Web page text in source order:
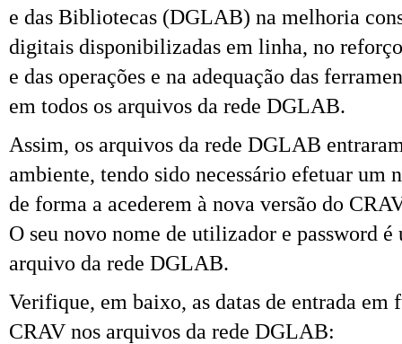
e das Bibliotecas (DGLAB) na melhoria
digitais disponibilizadas em linha, no reforço
e das operações e na adequação das
em todos os arquivos da rede DGLAB.
Assim, os arquivos da rede DGLAB
ambiente, tendo sido necessário efetuar um
de forma a acederem à nova versão do
O seu novo nome de utilizador e password
arquivo da rede DGLAB.
Verifique, em baixo, as datas de entrada em
CRAV nos arquivos da rede DGLAB: